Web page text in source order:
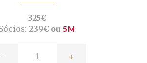
325€
Sócios: 239€ ou 5M
- +